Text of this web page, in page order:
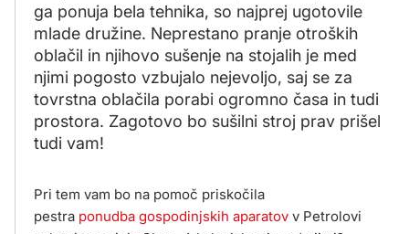
ga ponuja bela tehnika, so najprej ugotovile
mlade družine. Neprestano pranje otroških
oblačil in njihovo sušenje na stojalih je med
njimi pogosto vzbujalo nejevoljo, saj se za
tovrstna oblačila porabi ogromno časa in tudi
prostora. Zagotovo bo sušilni stroj prav prišel
tudi vam!
Pri tem vam bo na pomoč priskočila
pestra ponudba gospodinjskih aparatov v Petrolovi